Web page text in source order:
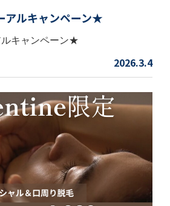
ルキャンペーン★
キャンペーン★
2026.3.4